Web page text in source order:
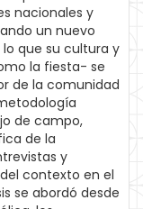
nacionales y
un nuevo
que su cultura y
la fiesta- se
de la comunidad
de campo,
de la
y
contexto en el
se abordó desde